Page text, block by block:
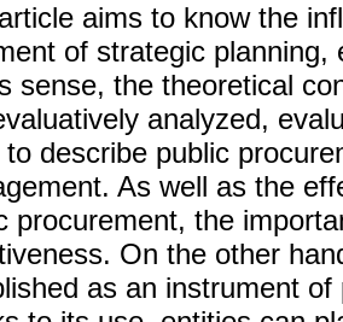
aims to know the
of strategic
sense, the theoretical
analyzed,
describe public
As well as the
procurement, the
On the other
as an instrument